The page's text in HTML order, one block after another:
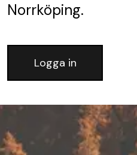
Norrköping.
Logga in